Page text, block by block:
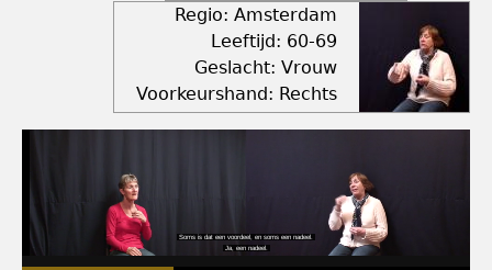
Regio: Amsterdam
Leeftijd: 60-69
Geslacht: Vrouw
Voorkeurshand: Rechts